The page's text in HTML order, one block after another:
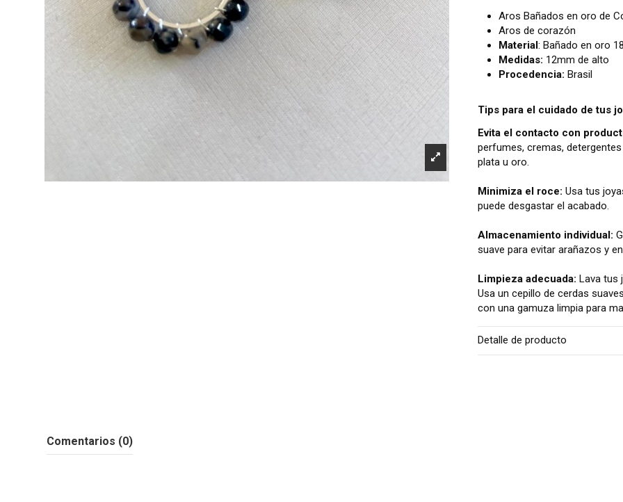
Aros Bañados en oro de
Aros de corazón
Material: Bañado en oro
Medidas: 12mm de alto
Procedencia: Brasil
Tips para el cuidado de tus
Evita el contacto con
perfumes, cremas,
plata u oro.
Minimiza el roce: Usa tus
puede desgastar el acabado.
Almacenamiento individual:
suave para evitar arañazos y
Limpieza adecuada: Lava tus
Usa un cepillo de cerdas
con una gamuza limpia para
Detalle de producto
Comentarios (0)